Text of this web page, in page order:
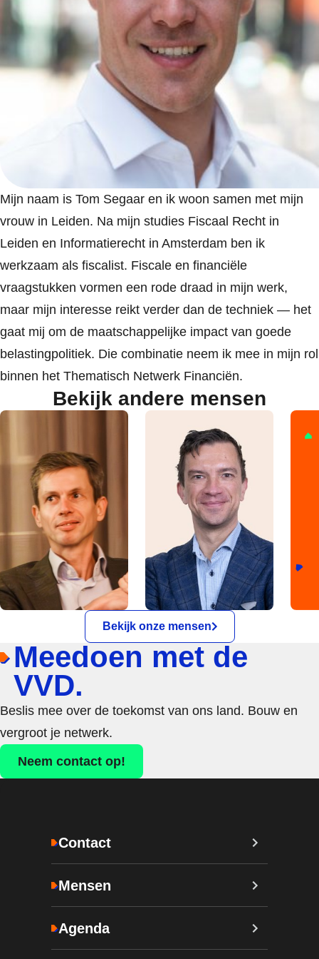
Mijn naam is Tom Segaar en ik woon samen met mijn
vrouw in Leiden. Na mijn studies Fiscaal Recht in
Leiden en Informatierecht in Amsterdam ben ik
werkzaam als fiscalist. Fiscale en financiële
vraagstukken vormen een rode draad in mijn werk,
maar mijn interesse reikt verder dan de techniek — het
gaat mij om de maatschappelijke impact van goede
belastingpolitiek. Die combinatie neem ik mee in mijn rol
binnen het Thematisch Netwerk Financiën.
Bekijk andere mensen
Bekijk onze mensen
Meedoen met de
VVD.
Beslis mee over de toekomst van ons land. Bouw en
vergroot je netwerk.
Neem contact op!
Contact
Mensen
Agenda